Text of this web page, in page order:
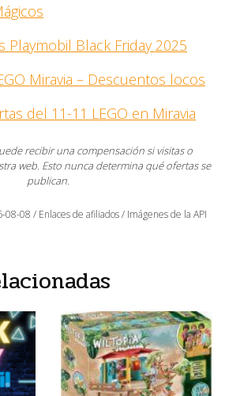
Playmobil Black Friday 2025
Miravia – Descuentos locos
del 11-11 LEGO en Miravia
recibir una compensación si visitas o
web. Esto nunca determina qué ofertas se
publican.
08 / Enlaces de afiliados / Imágenes de la API